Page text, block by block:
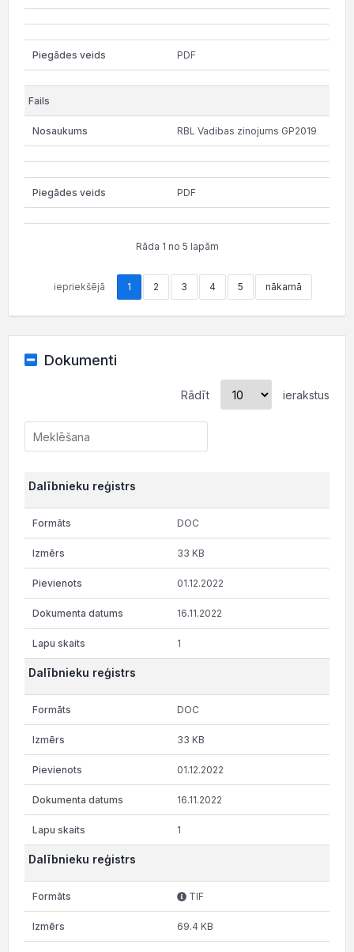
PDF
RBL Vadibas zinojums GP2019
PDF
Rāda 1 no 5 lapām
iepriekšējā 1 2 3 4 5 nākamā
Dokumenti
Rādīt ierakstus
Dalībnieku reģistrs
DOC
33 KB
01.12.2022
16.11.2022
1
Dalībnieku reģistrs
DOC
33 KB
01.12.2022
16.11.2022
1
Dalībnieku reģistrs
TIF
69.4 KB